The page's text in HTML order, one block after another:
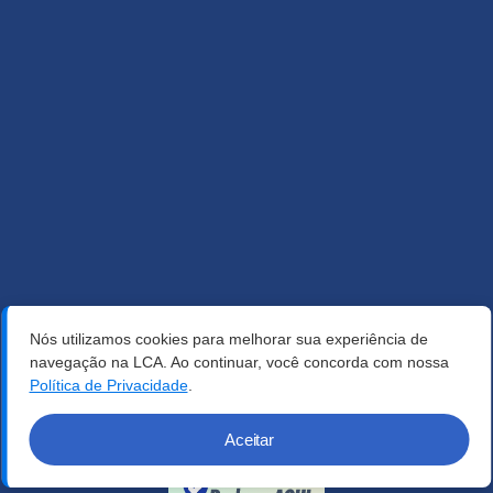
Nós utilizamos cookies para melhorar sua experiência de
navegação na LCA. Ao continuar, você concorda com nossa
Política de Privacidade.
Aceitar